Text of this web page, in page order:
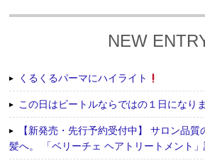
NEW
くるくるパーマにハイライト
この日はビートルならではの１日になり
【新発売・先行予約受付中】 サロン品
髪へ。 「ベリーチェ ヘアトリートメント